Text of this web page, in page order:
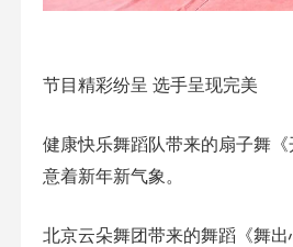
节目精彩纷呈 选手呈现完美
健康快乐舞蹈队带来的扇子舞
意着新年新气象。
北京云朵舞团带来的舞蹈《舞